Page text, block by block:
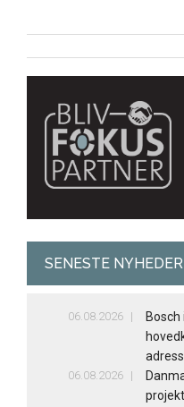
SENESTE NYHEDER
06.08.2026
06.08.2026